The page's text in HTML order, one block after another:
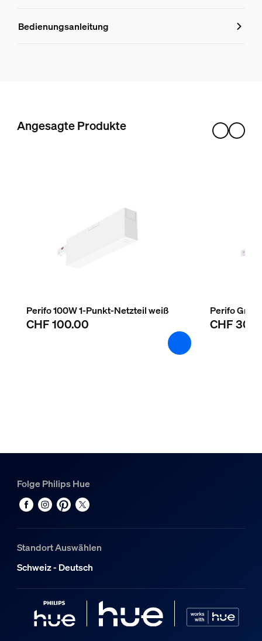
8719514873025
Hue Perifo Schiene 1m weiß
2
Bedienungsanleitung
Angesagte Produkte
Perifo 100W 1-Punkt-Netzteil weiß
CHF 100.00
Perifo
CHF
Folge Philips Hue
Standort Auswählen
Schweiz - Deutsch